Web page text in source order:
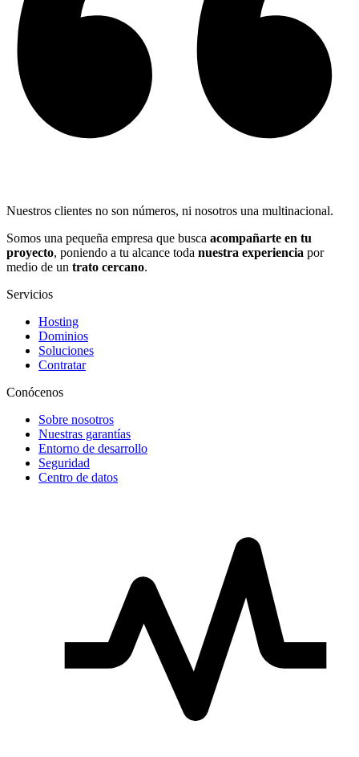
Nuestros clientes no son números, ni nosotros una multinacional.
Somos una pequeña empresa que busca acompañarte en tu
proyecto, poniendo a tu alcance toda nuestra experiencia por
medio de un trato cercano.
Servicios
Hosting
Dominios
Soluciones
Contratar
Conócenos
Sobre nosotros
Nuestras garantías
Entorno de desarrollo
Seguridad
Centro de datos